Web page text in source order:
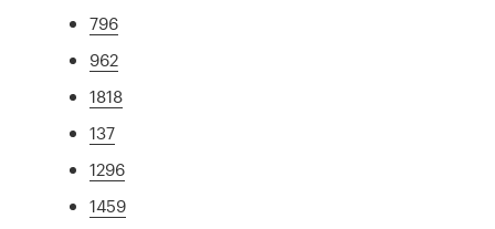
796
962
1818
137
1296
1459